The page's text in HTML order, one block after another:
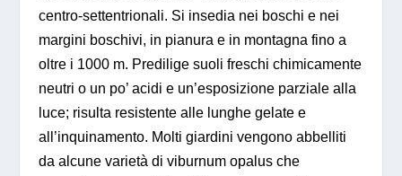
centro-settentrionali. Si insedia nei boschi e nei
margini boschivi, in pianura e in montagna fino a
oltre i 1000 m. Predilige suoli freschi chimicamente
neutri o un po’ acidi e un’esposizione parziale alla
luce; risulta resistente alle lunghe gelate e
all’inquinamento. Molti giardini vengono abbelliti
da alcune varietà di viburnum opalus che